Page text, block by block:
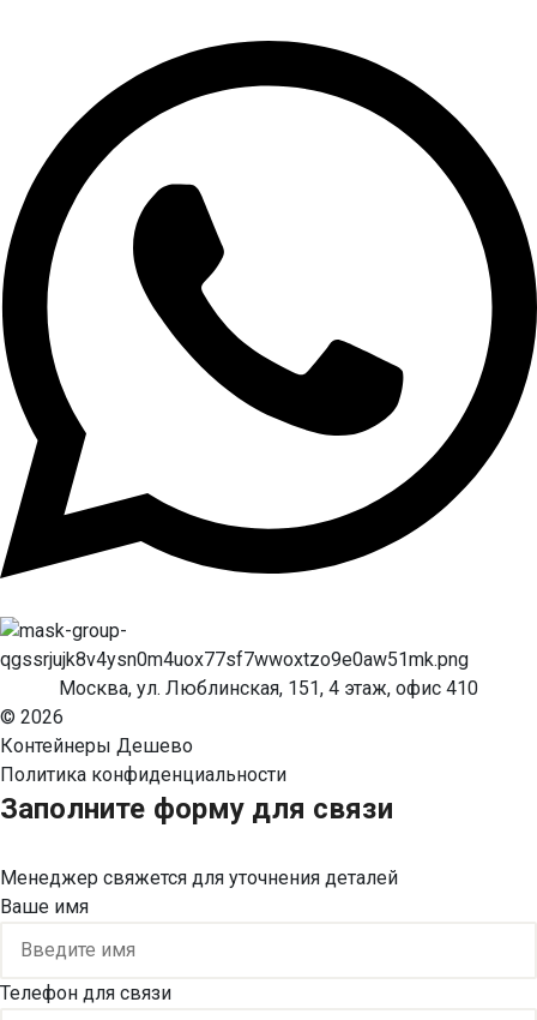
Москва, ул. Люблинская, 151, 4 этаж, офис 410
© 2026
Контейнеры Дешево
Политика конфиденциальности
Заполните форму для связи
Менеджер свяжется для уточнения деталей
Ваше имя
Телефон для связи